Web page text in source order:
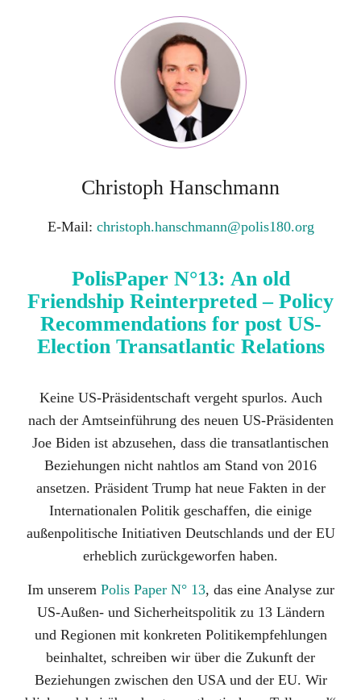
Christoph Hanschmann
E-Mail: christoph.hanschmann@polis180.org
PolisPaper N°13: An old
Friendship Reinterpreted – Policy
Recommendations for post US-
Election Transatlantic Relations
Keine US-Präsidentschaft vergeht spurlos. Auch
nach der Amtseinführung des neuen US-Präsidenten
Joe Biden ist abzusehen, dass die transatlantischen
Beziehungen nicht nahtlos am Stand von 2016
ansetzen. Präsident Trump hat neue Fakten in der
Internationalen Politik geschaffen, die einige
außenpolitische Initiativen Deutschlands und der EU
erheblich zurückgeworfen haben.
Im unserem Polis Paper N° 13, das eine Analyse zur
US-Außen- und Sicherheitspolitik zu 13 Ländern
und Regionen mit konkreten Politikempfehlungen
beinhaltet, schreiben wir über die Zukunft der
Beziehungen zwischen den USA und der EU. Wir